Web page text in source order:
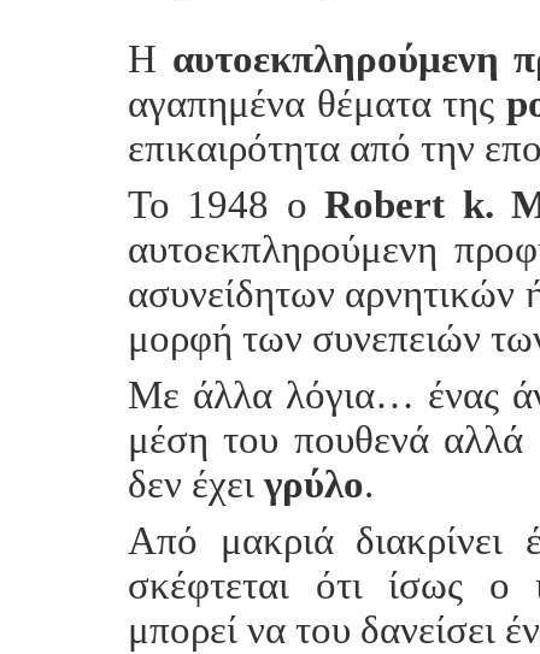
Η αυτοεκπληρούμενη
αγαπημένα θέματα της
επικαιρότητα από την
Το 1948 οRobert k.
αυτοεκπληρούμενη
ασυνείδητων αρνητικών
μορφή των συνεπειών
Με άλλα λόγια… ένας
μέση του πουθενά αλλά
δεν έχειγρύλο.
Από μακριά
σκέφτεται ότι ίσως ο
μπορεί να του δανείσει